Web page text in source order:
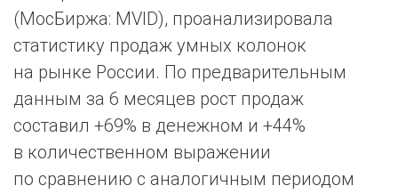
(МосБиржа: MVID), проанализировала
статистику продаж умных колонок
на рынке России. По предварительным
данным за 6 месяцев рост продаж
составил +69% в денежном и +44%
в количественном выражении
по сравнению с аналогичным периодом